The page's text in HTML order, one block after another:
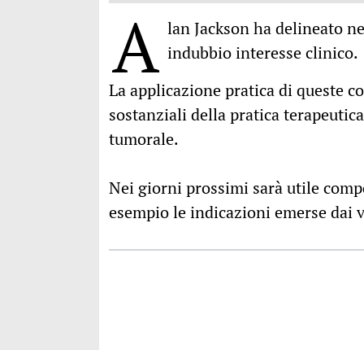
A lan Jackson ha delineato
indubbio interesse clinico.
La applicazione pratica di queste
sostanziali della pratica
tumorale.
Nei giorni prossimi sarà utile
esempio le indicazioni emerse dai